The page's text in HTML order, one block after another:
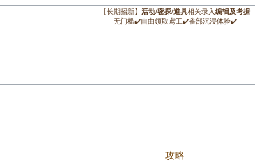
【长期招新】 活动/密探/道具相关录入编辑及考据
无门槛✔️自由领取鸢工✔️雀部沉浸体验✔️
攻略